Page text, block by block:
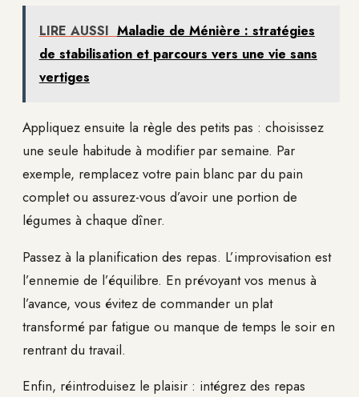
LIRE AUSSI Maladie de Ménière : stratégies
de stabilisation et parcours vers une vie sans
vertiges
Appliquez ensuite la règle des petits pas : choisissez
une seule habitude à modifier par semaine. Par
exemple, remplacez votre pain blanc par du pain
complet ou assurez-vous d’avoir une portion de
légumes à chaque dîner.
Passez à la planification des repas. L’improvisation est
l’ennemie de l’équilibre. En prévoyant vos menus à
l’avance, vous évitez de commander un plat
transformé par fatigue ou manque de temps le soir en
rentrant du travail.
Enfin, réintroduisez le plaisir : intégrez des repas